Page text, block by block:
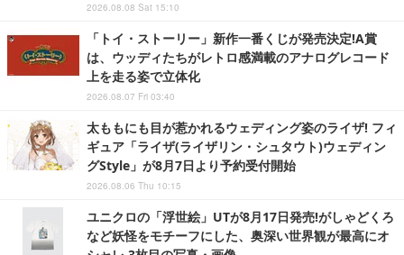
2026.08.08 Sat 15:10
「トイ・ストーリー」新作一番くじが発売決定!A賞
は、ウッディたちがレトロ感満載のアナログレコード
上を走る姿で立体化
2026.08.07 Fri 03:40
太ももにも目が惹かれるウェディング姿のライザ! フィ
ギュア「ライザ(ライザリン・シュタウト)ウェディン
グStyle」が8月7日より予約受付開始
2026.08.06 Thu 10:15
ユニクロの「浮世絵」UTが8月17日発売!がしゃどくろ
など妖怪をモチーフにした、奥深い世界観が最高にオ